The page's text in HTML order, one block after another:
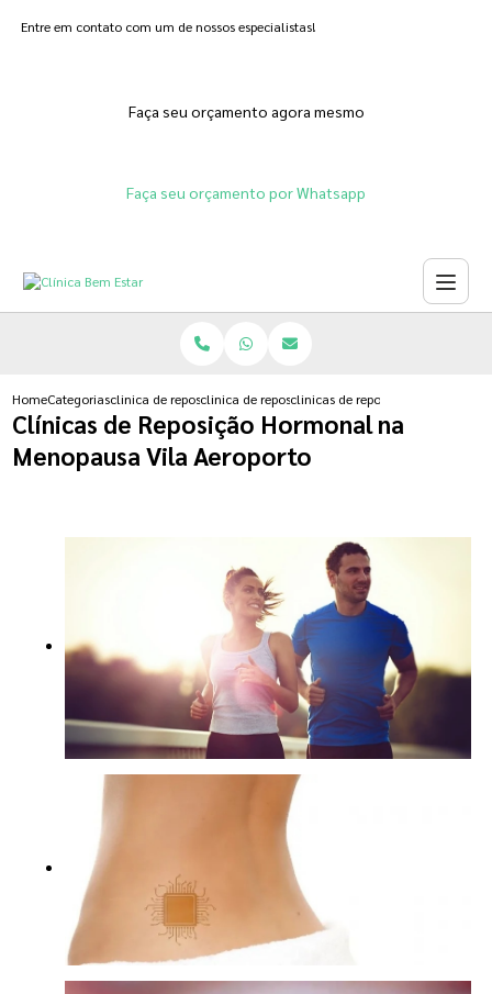
Entre em contato com um de nossos especialistas!
Faça seu orçamento agora mesmo
Faça seu orçamento por Whatsapp
HomeCategoriasclinica de reposicao hormonalclinica de reposicao hormonal na menopausa
clinicas de reposicao hormonal
Clínicas de Reposição Hormonal na
Menopausa Vila Aeroporto